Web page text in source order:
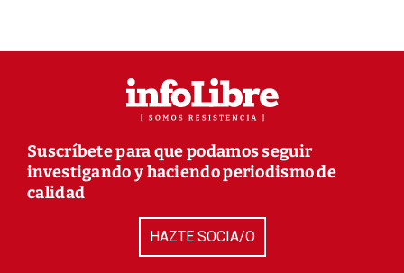
Suscríbete para que podamos seguir
investigando y haciendo periodismo de
calidad
HAZTE SOCIA/O